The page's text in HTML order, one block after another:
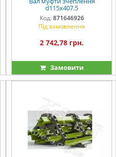
d115х407.5
Код: 871646926
Під замовлення
2 742,78 грн.
Замовити